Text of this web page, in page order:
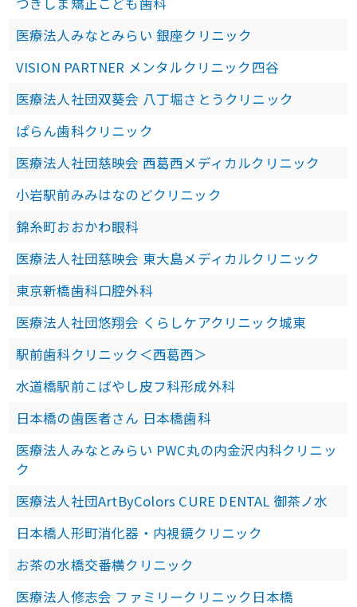
医療法人みなとみらい 銀座クリニック
VISION PARTNER メンタルクリニック四谷
医療法人社団双葵会 八丁堀さとうクリニック
ぱらん歯科クリニック
医療法人社団慈映会 西葛西メディカルクリニック
小岩駅前みみはなのどクリニック
錦糸町おおかわ眼科
医療法人社団慈映会 東大島メディカルクリニック
東京新橋歯科口腔外科
医療法人社団悠翔会 くらしケアクリニック城東
駅前歯科クリニック＜西葛西＞
水道橋駅前こばやし皮フ科形成外科
日本橋の歯医者さん 日本橋歯科
医療法人みなとみらい PWC丸の内金沢内科クリニッ
ク
医療法人社団ArtByColors CURE DENTAL 御茶ノ水
日本橋人形町消化器・内視鏡クリニック
お茶の水橋交番横クリニック
医療法人修志会 ファミリークリニック日本橋